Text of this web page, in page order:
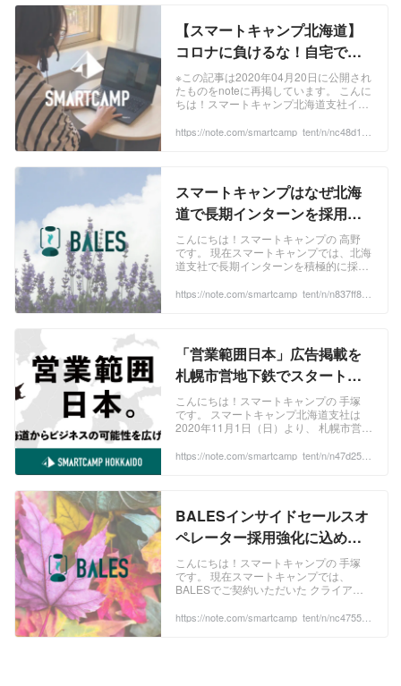
の年齢層やコールセンター勤務経験など
数字と共に北海道支社を解説します！ ...
【スマートキャンプ北海道】
コロナに負けるな！自宅で働
くオペレーターの声 ＃在宅勤
務＃北海道＃コールセンター
＃パート｜スマートキャンプ
公式note『.▲.tent.』｜note
※この記事は2020年04月20日に公開され
たものをnoteに再掲しています。 こんに
ちは！スマートキャンプ北海道支社イン
2020年2月28日に北海道で発令された緊
をリモートインタビューで語ってもらい
ました。 ...
https://note.com/smartcamp_tent/n/nc48d1c3
スマートキャンプはなぜ北海
道で長期インターンを採用す
るのか｜スマートキャンプ公
式note『.▲.tent.』｜note
こんにちは！スマートキャンプの 高野
です。 現在スマートキャンプでは、北海
道支社で長期インターンを積極的に採用
採用している背景や実際にどんなことを
に札幌支社が設立された当初から長期イ
ンターン採用を積極的に行っています。
...
https://note.com/smartcamp_tent/n/n837ff82a
「営業範囲日本」広告掲載を
札幌市営地下鉄でスタートし
ました｜スマートキャンプ公
式note『.▲.tent.』｜note
こんにちは！スマートキャンプの 手塚
です。 スマートキャンプ北海道支社は
2020年11月1日（日）より、 札幌市営地
キャッチコピーは 「営業範囲日本」。
サルティング事業「 BALES（ベイル
ズ） 」のコールセンター機能を担ってい
ます。 ...
https://note.com/smartcamp_tent/n/n47d25d1
BALESインサイドセールスオ
ペレーター採用強化に込める
思い｜スマートキャンプ公式
note『.▲.tent.』｜note
こんにちは！スマートキャンプの 手塚
です。 現在スマートキャンプでは、
BALESでご契約いただいた クライアン
レーターを在宅勤務・北海道支社勤務共
https://note.com/smartcamp_tent/n/nc47556b